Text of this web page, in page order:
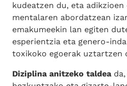
kudeatzen du, eta adikzioen
mentalaren abordatzean
emakumeekin lan egiten
esperientzia eta genero-
toxikoko egoerak uztartzen
Diziplina anitzeko taldea